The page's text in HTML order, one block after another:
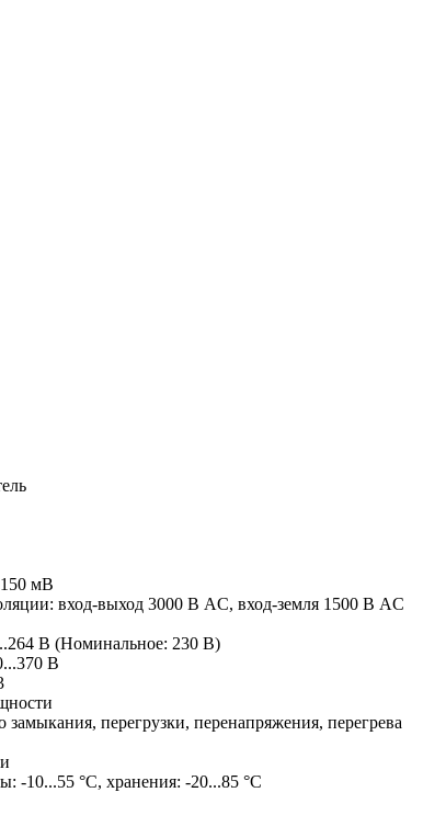
мВ
вход-выход 3000 В AC, вход-земля 1500 В AC
В (Номинальное: 230 В)
В
замыкания, перегрузки, перенапряжения, перегрева
-10...55 °C, хранения: -20...85 °C